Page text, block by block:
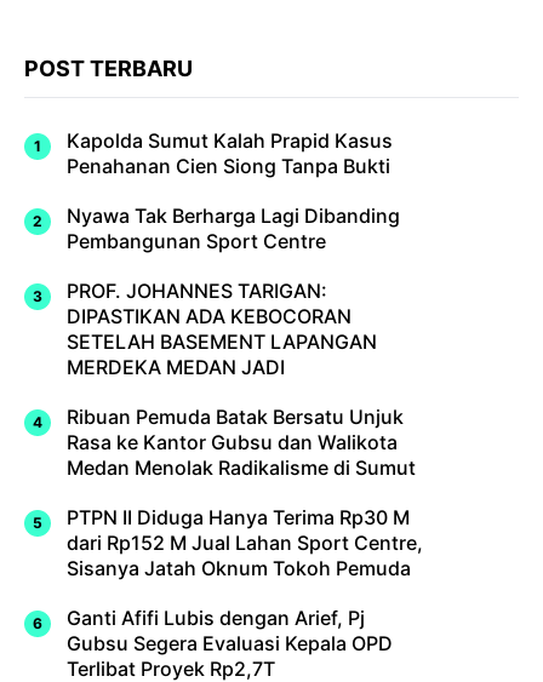
POST TERBARU
Kapolda Sumut Kalah Prapid Kasus
Penahanan Cien Siong Tanpa Bukti
Nyawa Tak Berharga Lagi Dibanding
Pembangunan Sport Centre
PROF. JOHANNES TARIGAN:
DIPASTIKAN ADA KEBOCORAN
SETELAH BASEMENT LAPANGAN
MERDEKA MEDAN JADI
Ribuan Pemuda Batak Bersatu Unjuk
Rasa ke Kantor Gubsu dan Walikota
Medan Menolak Radikalisme di Sumut
PTPN II Diduga Hanya Terima Rp30 M
dari Rp152 M Jual Lahan Sport Centre,
Sisanya Jatah Oknum Tokoh Pemuda
Ganti Afifi Lubis dengan Arief, Pj
Gubsu Segera Evaluasi Kepala OPD
Terlibat Proyek Rp2,7T